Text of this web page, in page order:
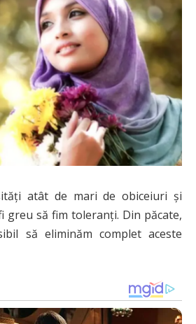
atât de mari de obiceiuri și
greu să fim toleranți. Din păcate,
să eliminăm complet aceste